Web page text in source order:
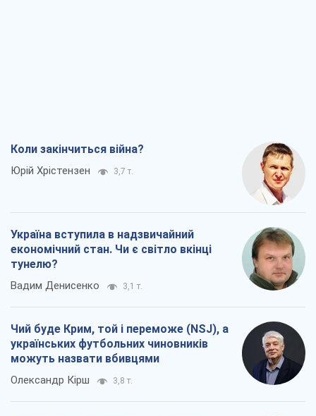
Коли закінчиться війна?
Юрій Хрістензен 3,7 т.
Україна вступила в надзвичайний
економічний стан. Чи є світло вкінці
тунелю?
Вадим Денисенко 3,1 т.
Чий буде Крим, той і переможе (NSJ), а
українських футбольних чиновників
можуть назвати вбивцями
Олександр Кірш 3,8 т.